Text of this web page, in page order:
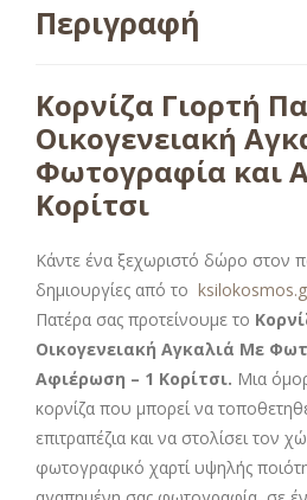
Περιγραφή
Κορνίζα Γιορτή
Οικογενειακή
Φωτογραφία και
Κορίτσι
Κάντε ένα ξεχωριστό δώρο στον
δημιουργίες από το
Πατέρα σας προτείνουμε το
Οικογενειακή Αγκαλιά Με
Αφιέρωση – 1 Κορίτσι. Μια
κορνίζα που μπορεί να
επιτραπέζια και να στολίσει τον
φωτογραφικό χαρτί υψηλής